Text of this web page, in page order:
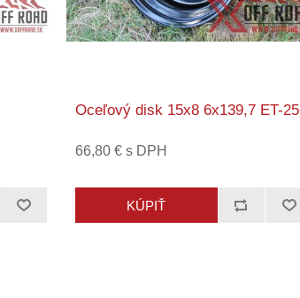
Oceľový disk 15x8 6x139,7 ET-25
66,80 € s DPH